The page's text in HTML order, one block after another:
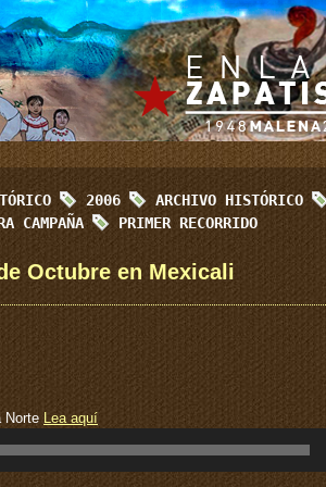
2006 ARCHIVO HISTÓRICO
CAMPAÑA PRIMER RECORRIDO
Octubre en Mexicali
Norte Lea aquí